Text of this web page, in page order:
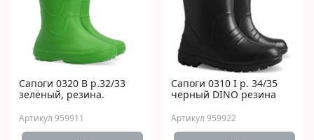
Сапоги 0320 B р.32/33
зелёный, резина.
Артикул 959911
Сапоги 0310 I р. 34/35
черный DINO резина
Артикул 959922